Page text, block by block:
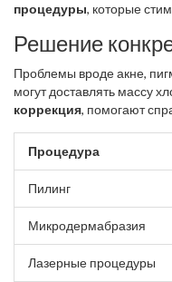
процедуры, которые
кожи.
Решение
Проблемы вроде акне,
могут доставлять массу
коррекция, помогают
Процедура
Пилинг
Микродермабразия
Лазерные процедуры